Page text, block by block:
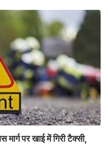
मार्ग पर खाई में गिरी टैक्सी,